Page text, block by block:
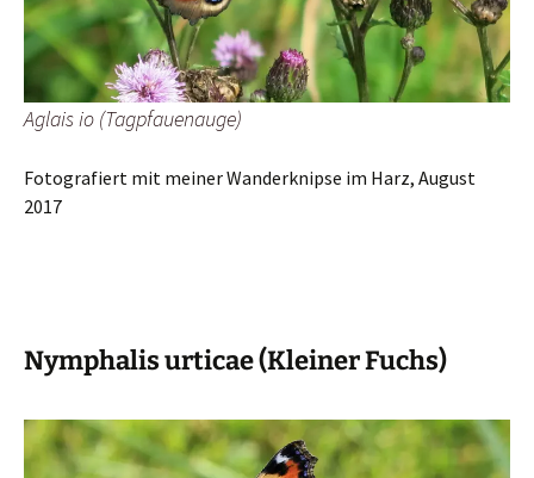
Aglais io (Tagpfauenauge)
Fotografiert mit meiner Wanderknipse im Harz, August
2017
Nymphalis urticae (Kleiner Fuchs)